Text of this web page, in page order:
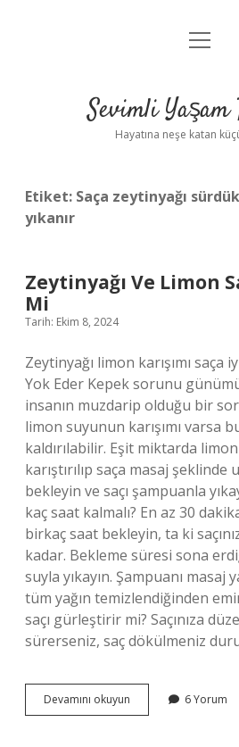
Anasayfa
Yasal Uyarı
menüyü
Sevimli Yaşam
Hayatına neşe katan
Etiket: Saça zeytinyağı
yıkanır
Zeytinyağı Ve Limon
Mi
Tarih: Ekim 8, 2024
Zeytinyağı limon karışımı saça
Yok Eder Kepek sorunu
insanın muzdarip olduğu bir
limon suyunun karışımı varsa
kaldırılabilir. Eşit miktarda
karıştırılıp saça masaj şeklinde
bekleyin ve saçı şampuanla
kaç saat kalmalı? En az 30
birkaç saat bekleyin, ta ki
kadar. Bekleme süresi sona
suyla yıkayın. Şampuanı masaj
tüm yağın temizlendiğinden
saçı gürleştirir mi? Saçınıza
sürerseniz, saç dökülmeniz
Devamını okuyun Zeytinyağı
Ve
6 Yorum